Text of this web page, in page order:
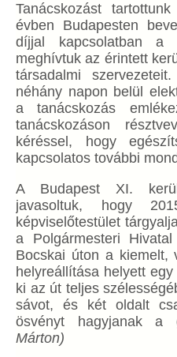
Tanácskozást
évben Budapesten
díjjal kapcsolatban a
meghívtuk az érintett
társadalmi
néhány napon belül
a tanácskozás
tanácskozáson
kéréssel, hogy
kapcsolatos további
A Budapest XI.
javasoltuk, hogy
képviselőtestület
a Polgármesteri
Bocskai úton a kiemelt,
helyreállítása helyett
ki az út teljes
sávot, és két oldalt
ösvényt hagyjanak a
Márton)